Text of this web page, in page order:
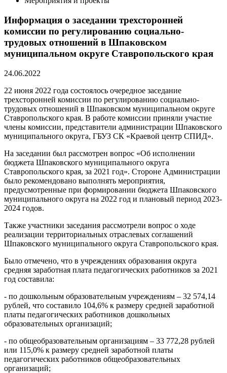
Информация о заседании трехсторонней
комиссии по регулированию социально-
трудовых отношений в Шпаковском
муниципальном округе Ставропольского края
24.06.2022
22 июня 2022 года состоялось очередное заседание
трехсторонней комиссии по регулированию социально-
трудовых отношений в Шпаковском муниципальном округе
Ставропольского края. В работе комиссии приняли участие
члены комиссии, представители администрации Шпаковского
муниципального округа, ГБУЗ СК «Краевой центр СПИД».
На заседании был рассмотрен вопрос «Об исполнении
бюджета Шпаковского муниципального округа
Ставропольского края, за 2021 год». Стороне Администрации
было рекомендовано выполнять мероприятия,
предусмотренные при формировании бюджета Шпаковского
муниципального округа на 2022 год и плановый период 2023-
2024 годов.
Также участники заседания рассмотрели вопрос о ходе
реализации территориальных отраслевых соглашений
Шпаковского муниципального округа Ставропольского края.
Было отмечено, что в учреждениях образования округа
средняя заработная плата педагогических работников за 2021
год составила:
- по дошкольным образовательным учреждениям – 32 574,14
рублей, что составило 104,6% к размеру средней заработной
платы педагогических работников дошкольных
образовательных организаций;
- по общеобразовательным организациям – 33 772,28 рублей
или 115,0% к размеру средней заработной платы
педагогических работников общеобразовательных
организаций;